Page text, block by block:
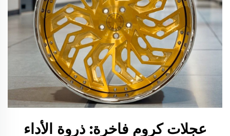
عجلات كروم فاخرة: ذروة الأداء